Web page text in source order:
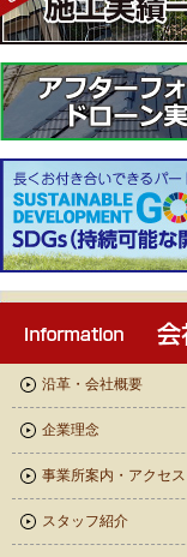
沿革・会社概要
企業理念
事業所案内・アクセス
スタッフ紹介